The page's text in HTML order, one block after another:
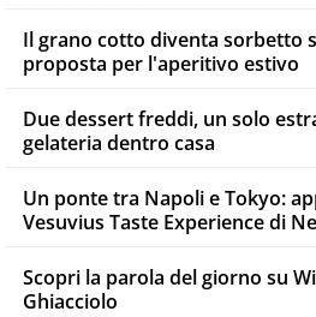
Il grano cotto diventa sorbetto
proposta per l'aperitivo estivo
Due dessert freddi, un solo
gelateria dentro casa
Un ponte tra Napoli e Tokyo:
Vesuvius Taste Experience di
Scopri la parola del giorno su
Ghiacciolo